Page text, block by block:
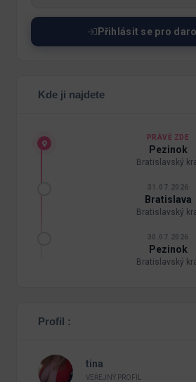
Přihlásit se pro
Kde ji najdete
PRÁVĚ ZDE
Pezinok
Bratislavský
31.07.2026
Bratislava
Bratislavský
30.07.2026
Pezinok
Bratislavský
Profil :
tina
VEŘEJNÝ PROFIL